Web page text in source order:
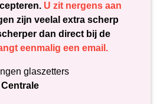
U zit nergens aan
zijn veelal extra scherp
dan direct bij de
eenmalig een email.
glaszetters
Centrale